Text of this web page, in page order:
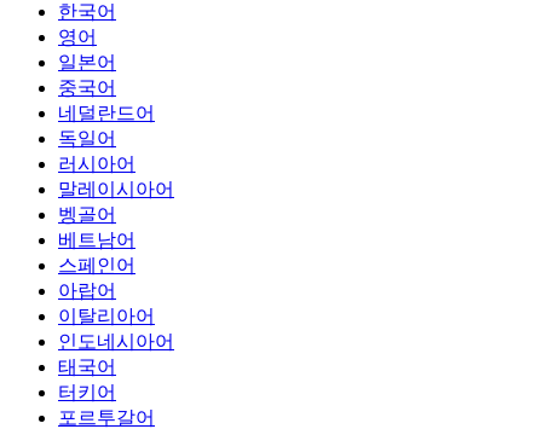
한국어
영어
일본어
중국어
네덜란드어
독일어
러시아어
말레이시아어
벵골어
베트남어
스페인어
아랍어
이탈리아어
인도네시아어
태국어
터키어
포르투갈어